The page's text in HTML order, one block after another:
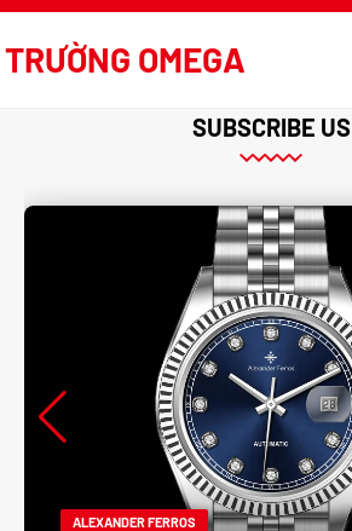
TRƯỜNG OMEGA
SUBSCRIBE US
ALEXANDER FERROS